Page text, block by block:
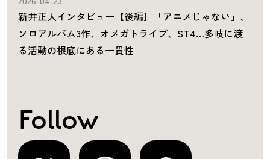
新井正人インタビュー【後編】「アニメじゃない」、
ソロアルバム3作、オメガトライブ、ST4…多岐に渡
る活動の根底にある一貫性
Follow